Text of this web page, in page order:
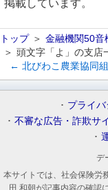
掲載しています。
トップ 金融機関50音
頭文字「よ」の支店
← 北びわこ農業協同
プライ
不審な広告・詐欺サ
デ
本サイトでは、社会保険労
田 和朝が記事内容の確認